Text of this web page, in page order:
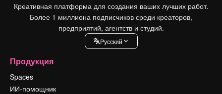
Креативная платформа для создания ваших лучших работ.
Более 1 миллиона подписчиков среди креаторов,
предприятий, агентств и студий.
Pусский
Продукция
Spaces
ИИ-помощник